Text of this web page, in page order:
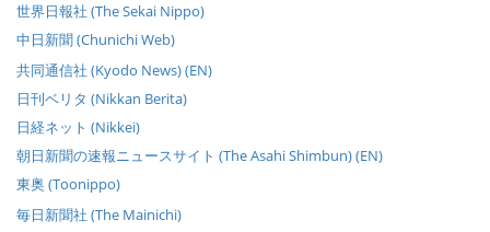
世界日報社 (The Sekai Nippo)
中日新聞 (Chunichi Web)
共同通信社 (Kyodo News) (EN)
日刊ベリタ (Nikkan Berita)
日経ネット (Nikkei)
朝日新聞の速報ニュースサイト (The Asahi Shimbun) (EN)
東奥 (Toonippo)
毎日新聞社 (The Mainichi)